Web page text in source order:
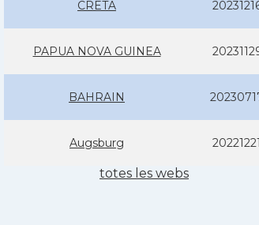
CRETA
PAPUA NOVA GUINEA
BAHRAIN
Augsburg 20221221
totes les webs